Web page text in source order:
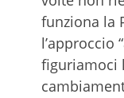
funziona la
l’approccio
figuriamoci